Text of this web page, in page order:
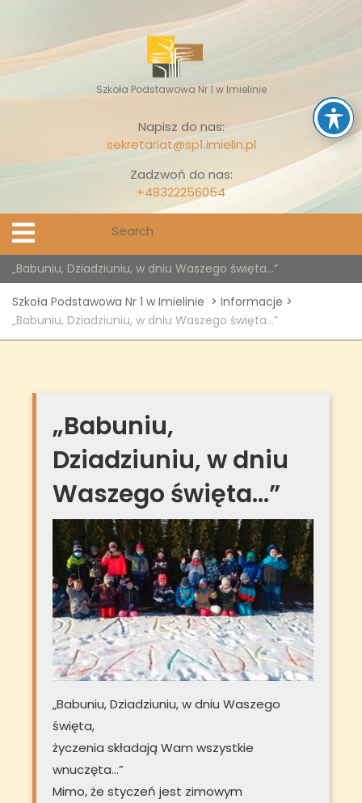
content
Szkoła Podstawowa Nr 1 w Imielinie
Napisz do nas:
sekretariat@sp1.imielin.pl
Zadzwoń do nas:
+48322256054
Open
Menu
„Babuniu, Dziadziuniu, w dniu Waszego święta…”
Szkoła Podstawowa Nr 1 w Imielinie > Informacje >
„Babuniu, Dziadziuniu, w dniu Waszego święta…”
„Babuniu,
Dziadziuniu, w dniu
Waszego święta…”
„Babuniu, Dziadziuniu, w dniu Waszego
święta,
życzenia składają Wam wszystkie
wnuczęta…”
Mimo, że styczeń jest zimowym